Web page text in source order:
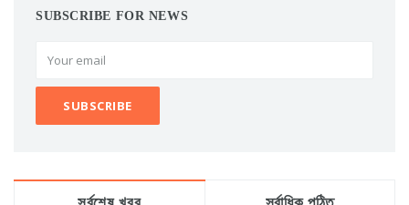
SUBSCRIBE FOR NEWS